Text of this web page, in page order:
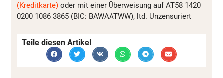
(Kreditkarte) oder mit einer Überweisung auf AT58 1420
0200 1086 3865 (BIC: BAWAATWW), ltd. Unzensuriert
Teile diesen Artikel